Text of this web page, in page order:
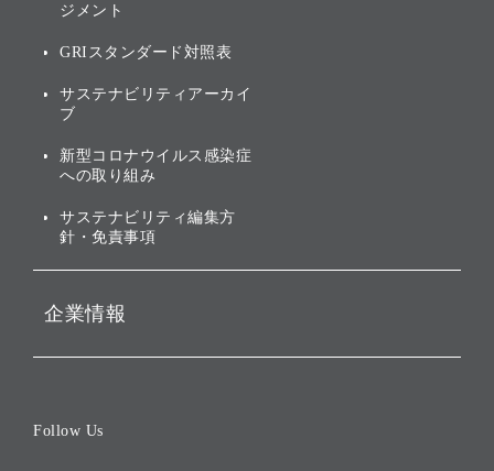
株主・投資家情報（IR）に
ガバナンス
投資先のサステナビリティ
ジメント
GRIスタンダード対照表
サステナビリティアーカイ
ブ
新型コロナウイルス感染症
への取り組み
サステナビリティ編集方
針・免責事項
企業情報
Follow Us